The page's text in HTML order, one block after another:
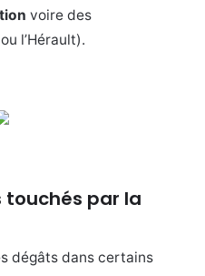
voire des
l’Hérault).
touchés par la
dégâts dans certains